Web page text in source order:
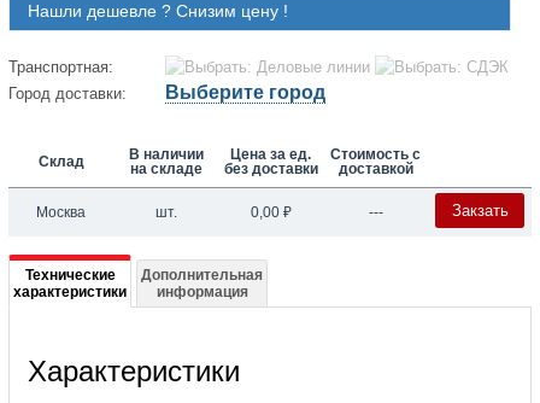
Нашли дешевле ? Снизим цену !
Транспортная:
Город доставки:
Выберите город
Склад
В наличии
на складе
Цена за ед.
без доставки
Стоимость с
доставкой
Москва шт. 0,00 ₽ --- Закзать
Подробная
информация
131B5479
Технические
характеристики
Дополнительная
информация
Характеристики